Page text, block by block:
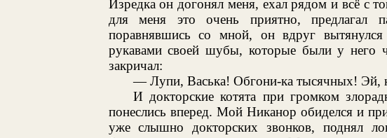
Изредка он догонял меня, ехал рядом и всё с
для меня это очень приятно, предлагал
поравнявшись со мной, он вдруг
рукавами своей шубы, которые были у него
закричал:
— Лупи, Васька! Обгони-ка тысячных! Эй,
И докторские котята при громком
понеслись вперед. Мой Никанор обиделся и
уже слышно докторских звонков, поднял